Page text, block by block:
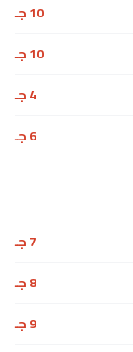
10 جـ
10 جـ
4 جـ
6 جـ
7 جـ
8 جـ
9 جـ